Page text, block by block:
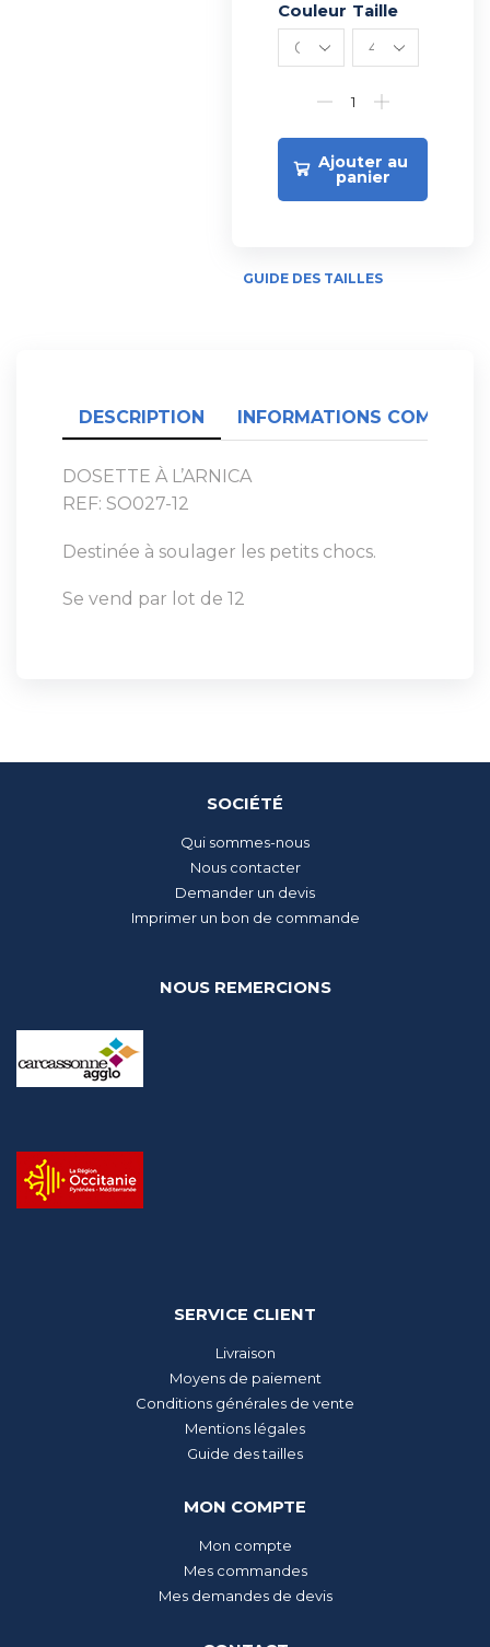
Couleur Taille
Ajouter au
panier
Alternative:
GUIDE DES TAILLES
DESCRIPTION INFORMATIONS
DOSETTE À L’ARNICA
REF: SO027-12
Destinée à soulager les petits chocs.
Se vend par lot de 12
SOCIÉTÉ
Qui sommes-nous
Nous contacter
Demander un devis
Imprimer un bon de commande
NOUS REMERCIONS
SERVICE CLIENT
Livraison
Moyens de paiement
Conditions générales de vente
Mentions légales
Guide des tailles
MON COMPTE
Mon compte
Mes commandes
Mes demandes de devis